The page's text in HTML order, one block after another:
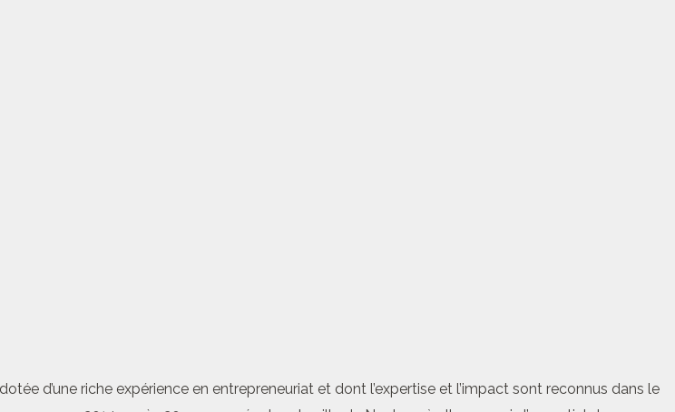
d’une riche expérience en entrepreneuriat et dont l’expertise et l’impact sont reconnus dans le